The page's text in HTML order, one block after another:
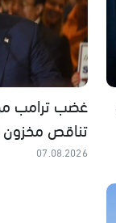
غضب ترامب
تناقص مخزون
07.08.2026